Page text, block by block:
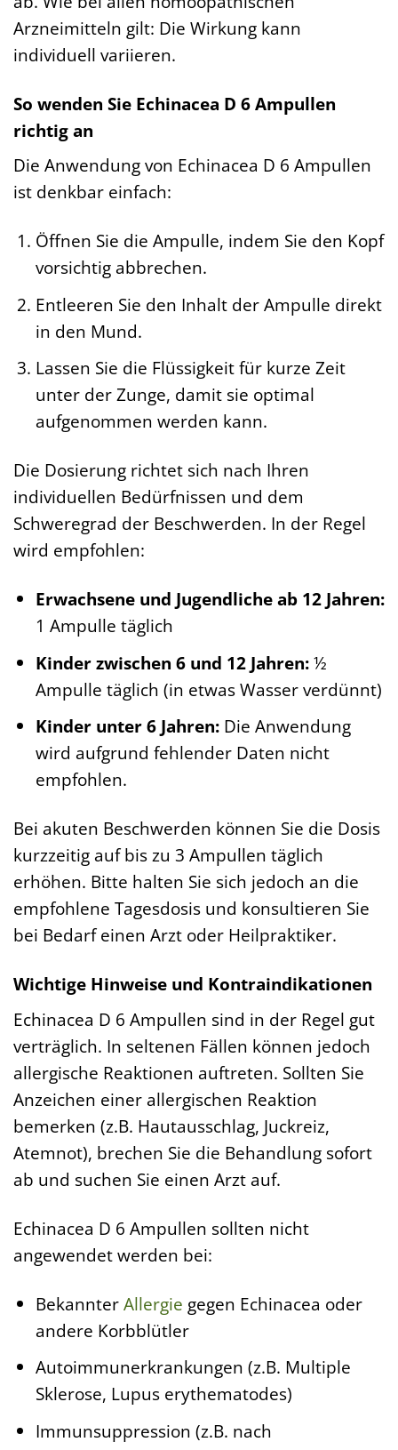
Arzneimitteln gilt: Die Wirkung kann
individuell variieren.
So wenden Sie Echinacea D 6 Ampullen
richtig an
Die Anwendung von Echinacea D 6 Ampullen
ist denkbar einfach:
Öffnen Sie die Ampulle, indem Sie den Kopf
vorsichtig abbrechen.
Entleeren Sie den Inhalt der Ampulle direkt
in den Mund.
Lassen Sie die Flüssigkeit für kurze Zeit
unter der Zunge, damit sie optimal
aufgenommen werden kann.
Die Dosierung richtet sich nach Ihren
individuellen Bedürfnissen und dem
Schweregrad der Beschwerden. In der Regel
wird empfohlen:
Erwachsene und Jugendliche ab 12 Jahren:
1 Ampulle täglich
Kinder zwischen 6 und 12 Jahren:½
Ampulle täglich (in etwas Wasser verdünnt)
Kinder unter 6 Jahren:Die Anwendung
wird aufgrund fehlender Daten nicht
empfohlen.
Bei akuten Beschwerden können Sie die Dosis
kurzzeitig auf bis zu 3 Ampullen täglich
erhöhen. Bitte halten Sie sich jedoch an die
empfohlene Tagesdosis und konsultieren Sie
bei Bedarf einen Arzt oder Heilpraktiker.
Wichtige Hinweise und Kontraindikationen
Echinacea D 6 Ampullen sind in der Regel gut
verträglich. In seltenen Fällen können jedoch
allergische Reaktionen auftreten. Sollten Sie
Anzeichen einer allergischen Reaktion
bemerken (z.B. Hautausschlag, Juckreiz,
Atemnot), brechen Sie die Behandlung sofort
ab und suchen Sie einen Arzt auf.
Echinacea D 6 Ampullen sollten nicht
angewendet werden bei:
BekannterAllergie gegen Echinacea oder
andere Korbblütler
Autoimmunerkrankungen (z.B. Multiple
Sklerose, Lupus erythematodes)
Immunsuppression (z.B. nach